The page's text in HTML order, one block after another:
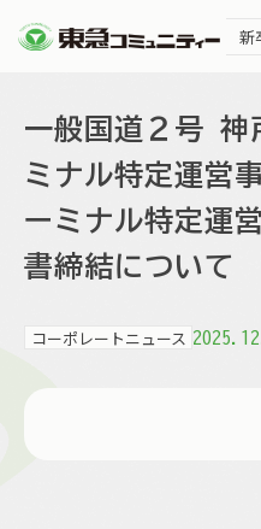
新
一般国道２号 神
ミナル特定運営
ーミナル特定運
書締結について
コーポレートニュース